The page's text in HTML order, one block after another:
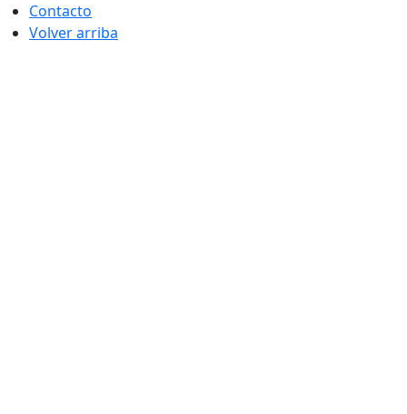
Contacto
Volver arriba